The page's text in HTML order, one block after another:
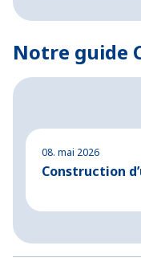
Notre guide
08. mai 2026
Construction